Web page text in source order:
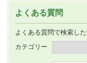
よくある質問
よくある質問で検索し
カテゴリー